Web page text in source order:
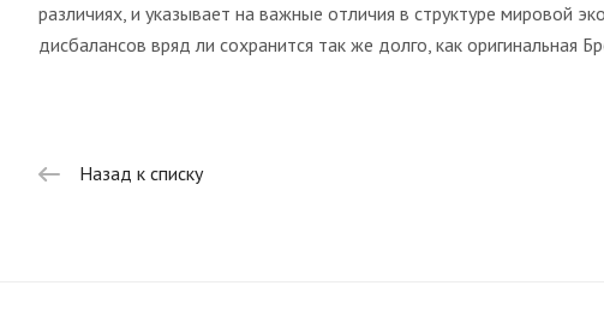
различиях, и указывает на важные отличия в структуре мировой
дисбалансов вряд ли сохранится так же долго, как оригинальная
Назад к списку